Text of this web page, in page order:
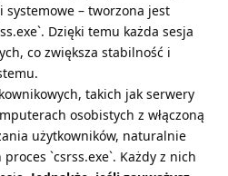
– tworzona jest
Dzięki temu każda sesja
co zwiększa stabilność i
takich jak serwery
osobistych z włączoną
użytkowników, naturalnie
`csrss.exe`. Każdy z nich